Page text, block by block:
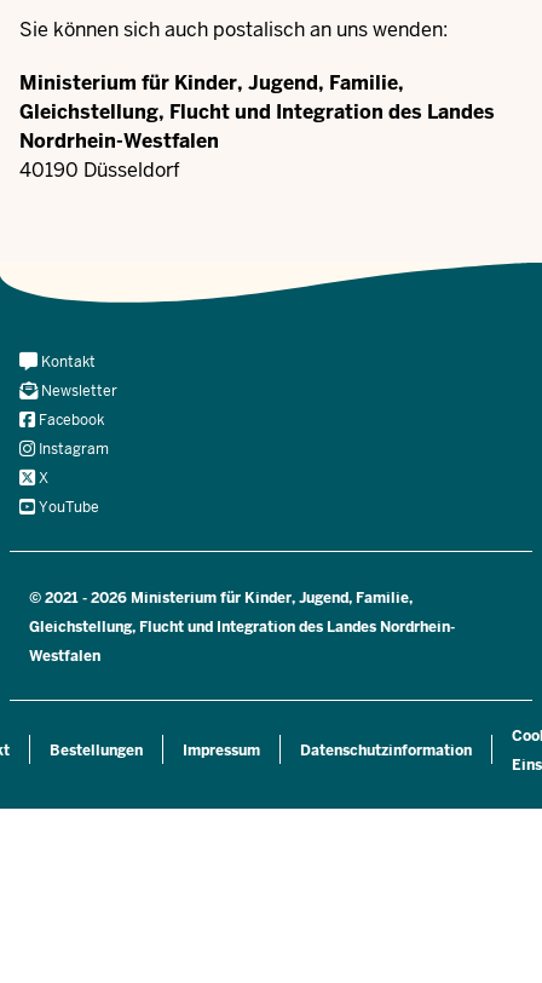
Sie können sich auch postalisch an uns wenden:
Ministerium für Kinder, Jugend, Familie,
Gleichstellung, Flucht und Integration des Landes
Nordrhein-Westfalen
40190 Düsseldorf
Bestellungen Impressum Datenschutzinformation
Meta
Navi
Social
Kontakt
Newsletter
Facebook
Instagram
X
YouTube
© 2021 - 2026 Ministerium für Kinder, Jugend, Familie,
Gleichstellung, Flucht und Integration des Landes Nordrhein-
Westfalen